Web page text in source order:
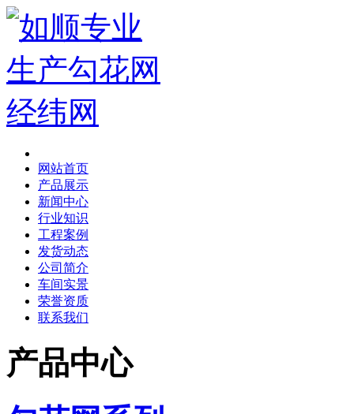
网站首页
产品展示
新闻中心
行业知识
工程案例
发货动态
公司简介
车间实景
荣誉资质
联系我们
产品中心